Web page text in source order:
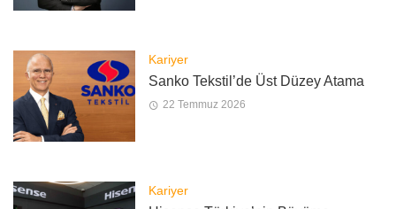
Kariyer
Sanko Tekstil’de Üst Düzey Atama
22 Temmuz 2026
Kariyer